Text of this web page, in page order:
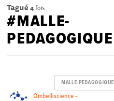
Tagué 4fois
#MALLE-
PEDAGOGIQUE
MALLE-PEDAGOGIQUE
Ombelliscience -